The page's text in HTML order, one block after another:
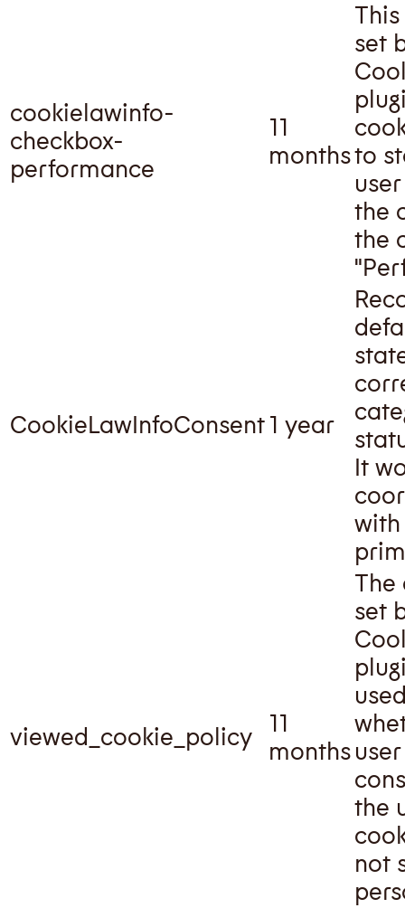
cookielawinfo-
checkbox-
performance
11
months
set
to
the
the
CookieLawInfoConsent1 year
It
viewed_cookie_policy
11
months
The
set
the
not